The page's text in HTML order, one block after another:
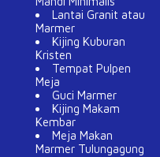
Lantai Granit atau
Marmer
Kijing Kuburan
Kristen
Tempat Pulpen
Meja
Guci Marmer
Kijing Makam
Kembar
Meja Makan
Marmer Tulungagung